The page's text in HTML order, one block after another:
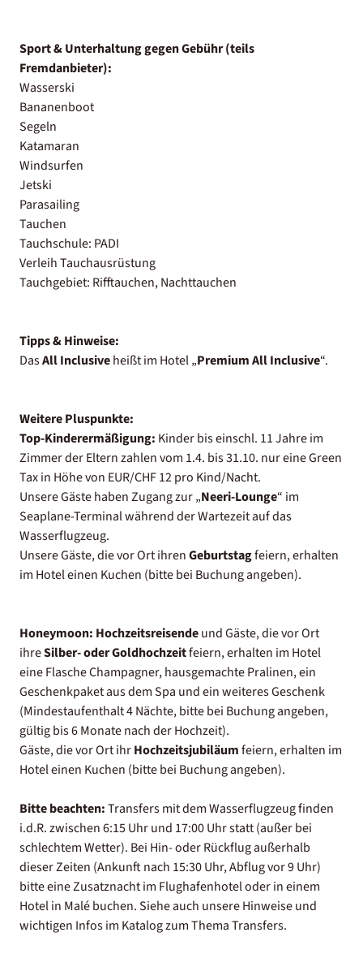
Sport & Unterhaltung gegen Gebühr (teils
Fremdanbieter):
Wasserski
Bananenboot
Segeln
Katamaran
Windsurfen
Jetski
Parasailing
Tauchen
Tauchschule: PADI
Verleih Tauchausrüstung
Tauchgebiet: Rifftauchen, Nachttauchen
Tipps & Hinweise:
DasAll Inclusiveheißt im Hotel „Premium All Inclusive“.
Weitere Pluspunkte:
Top-Kinderermäßigung: Kinder bis einschl. 11 Jahre im
Zimmer der Eltern zahlen vom 1.4. bis 31.10. nur eine Green
Tax in Höhe von EUR/CHF 12 pro Kind/Nacht.
Unsere Gäste haben Zugang zur „Neeri-Lounge“ im
Seaplane-Terminal während der Wartezeit auf das
Wasserflugzeug.
Unsere Gäste, die vor Ort ihrenGeburtstagfeiern, erhalten
im Hotel einen Kuchen (bitte bei Buchung angeben).
Honeymoon: Hochzeitsreisendeund Gäste, die vor Ort
ihreSilber- oder Goldhochzeitfeiern, erhalten im Hotel
eine Flasche Champagner, hausgemachte Pralinen, ein
Geschenkpaket aus dem Spa und ein weiteres Geschenk
(Mindestaufenthalt 4 Nächte, bitte bei Buchung angeben,
gültig bis 6 Monate nach der Hochzeit).
Gäste, die vor Ort ihrHochzeitsjubiläumfeiern, erhalten im
Hotel einen Kuchen (bitte bei Buchung angeben).
Bitte beachten:Transfers mit dem Wasserflugzeug finden
i.d.R. zwischen 6:15 Uhr und 17:00 Uhr statt (außer bei
schlechtem Wetter). Bei Hin- oder Rückflug außerhalb
dieser Zeiten (Ankunft nach 15:30 Uhr, Abflug vor 9 Uhr)
bitte eine Zusatznacht im Flughafenhotel oder in einem
Hotel in Malé buchen. Siehe auch unsere Hinweise und
wichtigen Infos im Katalog zum Thema Transfers.